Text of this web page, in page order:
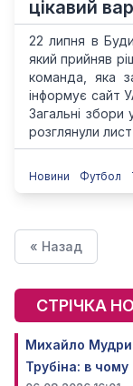
цікавий
22 липня в
який прийняв
команда, яка
інформує сайт
Загальні збори
розглянули
Новини Футбол
« Назад
СТРІЧКА
Михайло
Трубіна: в